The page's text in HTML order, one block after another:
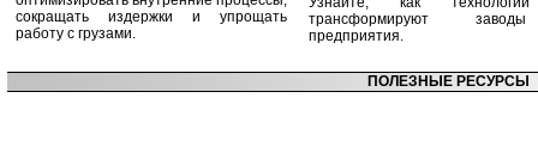
сокращать издержки и упрощать
работу с грузами.
трансформируют
предприятия.
ПОЛЕЗНЫЕ РЕСУРСЫ